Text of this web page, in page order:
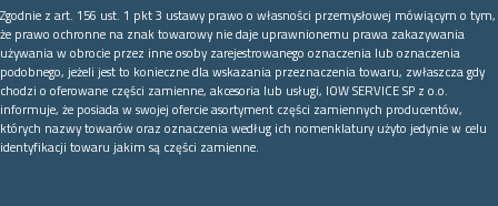
Zgodnie z art. 156 ust. 1 pkt 3 ustawy prawo o własności przemysłowej mówiącym o tym,
że prawo ochronne na znak towarowy nie daje uprawnionemu prawa zakazywania
używania w obrocie przez inne osoby zarejestrowanego oznaczenia lub oznaczenia
podobnego, jeżeli jest to konieczne dla wskazania przeznaczenia towaru, zwłaszcza gdy
chodzi o oferowane części zamienne, akcesoria lub usługi, IOW SERVICE SP z o.o.
informuje, że posiada w swojej ofercie asortyment części zamiennych producentów,
których nazwy towarów oraz oznaczenia według ich nomenklatury użyto jedynie w celu
identyfikacji towaru jakim są części zamienne.